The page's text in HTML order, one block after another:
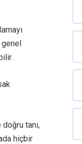
genel
tanı,
hiçbir